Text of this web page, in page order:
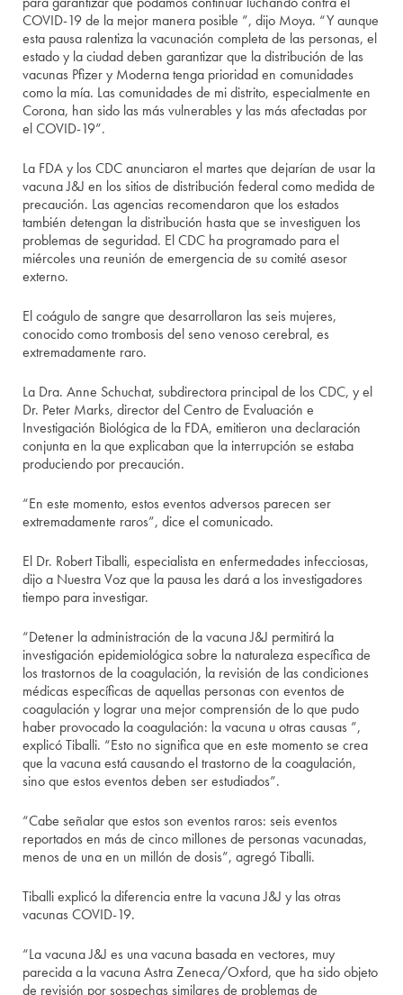
COVID-19 de la mejor manera posible ”, dijo Moya. “Y aunque
esta pausa ralentiza la vacunación completa de las personas, el
estado y la ciudad deben garantizar que la distribución de las
vacunas Pfizer y Moderna tenga prioridad en comunidades
como la mía. Las comunidades de mi distrito, especialmente en
Corona, han sido las más vulnerables y las más afectadas por
el COVID-19”.
La FDA y los CDC anunciaron el martes que dejarían de usar la
vacuna J&J en los sitios de distribución federal como medida de
precaución. Las agencias recomendaron que los estados
también detengan la distribución hasta que se investiguen los
problemas de seguridad. El CDC ha programado para el
miércoles una reunión de emergencia de su comité asesor
externo.
El coágulo de sangre que desarrollaron las seis mujeres,
conocido como trombosis del seno venoso cerebral, es
extremadamente raro.
La Dra. Anne Schuchat, subdirectora principal de los CDC, y el
Dr. Peter Marks, director del Centro de Evaluación e
Investigación Biológica de la FDA, emitieron una declaración
conjunta en la que explicaban que la interrupción se estaba
produciendo por precaución.
“En este momento, estos eventos adversos parecen ser
extremadamente raros”, dice el comunicado.
El Dr. Robert Tiballi, especialista en enfermedades infecciosas,
dijo a Nuestra Voz que la pausa les dará a los investigadores
tiempo para investigar.
“Detener la administración de la vacuna J&J permitirá la
investigación epidemiológica sobre la naturaleza específica de
los trastornos de la coagulación, la revisión de las condiciones
médicas específicas de aquellas personas con eventos de
coagulación y lograr una mejor comprensión de lo que pudo
haber provocado la coagulación: la vacuna u otras causas ”,
explicó Tiballi. “Esto no significa que en este momento se crea
que la vacuna está causando el trastorno de la coagulación,
sino que estos eventos deben ser estudiados”.
“Cabe señalar que estos son eventos raros: seis eventos
reportados en más de cinco millones de personas vacunadas,
menos de una en un millón de dosis”, agregó Tiballi.
Tiballi explicó la diferencia entre la vacuna J&J y las otras
vacunas COVID-19.
“La vacuna J&J es una vacuna basada en vectores, muy
parecida a la vacuna Astra Zeneca/Oxford, que ha sido objeto
de revisión por sospechas similares de problemas de